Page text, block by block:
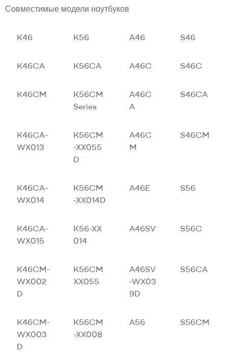
Совместимые модели ноутбуков
K46 K56 A46 S46
K46CA K56CA A46C S46C
K46CM
K56CM
Series
A46C
A
S46CA
K46CA-
WX013
K56CM
-XX055
D
A46C
M
S46CM
K46CA-
WX014
K56CM
-XX014D
A46E S56
K46CA-
WX015
K56-XX
014
A46SV S56C
K46CM-
WX002
D
K56CM
XX055
A46SV
-WX03
9D
S56CA
K46CM-
WX003
D
K56CM
-XX008
A56 S56CM